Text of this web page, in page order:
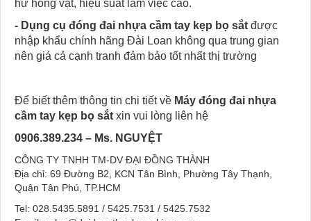
hư hỏng vặt, hiệu suất làm việc cao.
- Dụng cụ đóng đai nhựa cầm tay kẹp bọ sắt được
nhập khẩu chính hãng Đài Loan không qua trung gian
nên giá cả cạnh tranh đảm bảo tốt nhất thị trường
Để biết thêm thông tin chi tiết về Máy đóng đai nhựa
cầm tay kẹp bọ sắt xin vui lòng liên hệ
0906.389.234 – Ms. NGUYỆT
CÔNG TY TNHH TM-DV ĐẠI ĐỒNG THÀNH
Địa chỉ: 69 Đường B2, KCN Tân Bình, Phường Tây Thạnh,
Quận Tân Phú, TP.HCM
Tel: 028.5435.5891 / 5425.7531 / 5425.7532